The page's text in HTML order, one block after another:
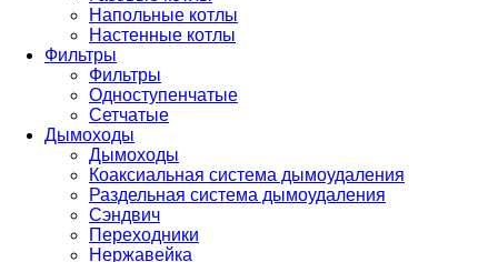
Напольные котлы
Настенные котлы
Фильтры
Фильтры
Одноступенчатые
Сетчатые
Дымоходы
Дымоходы
Коаксиальная система дымоудаления
Раздельная система дымоудаления
Сэндвич
Переходники
Нержавейка